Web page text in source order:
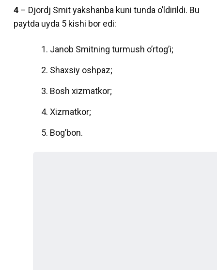
4 – Djordj Smit yakshanba kuni tunda o’ldirildi. Bu
paytda uyda 5 kishi bor edi:
Janob Smitning turmush o’rtog’i;
Shaxsiy oshpaz;
Bosh xizmatkor;
Xizmatkor;
Bog’bon.